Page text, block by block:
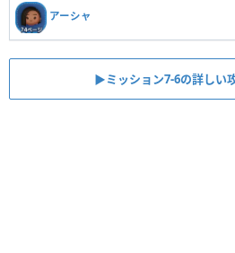
アーシャ
▶︎ミッション7-6の詳しい